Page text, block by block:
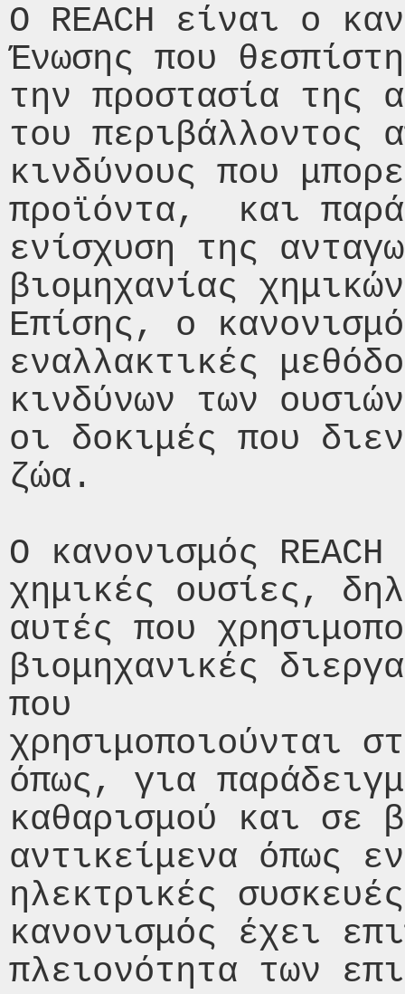
Ο REACH είναι ο
Ένωσης που
την προστασία της
του περιβάλλοντος
κινδύνους που
προϊόντα,  και
ενίσχυση της
βιομηχανίας
Επίσης, ο
εναλλακτικές
κινδύνων των
οι δοκιμές που
ζώα.
Ο κανονισμός
χημικές ουσίες,
αυτές που
βιομηχανικές
που
χρησιμοποιούνται
όπως, για
καθαρισμού και σε
αντικείμενα όπως
ηλεκτρικές
κανονισμός έχει
πλειονότητα των